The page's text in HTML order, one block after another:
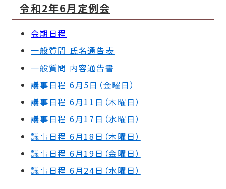
令和2年6月定例会
会期日程
一般質問 氏名通告表
一般質問 内容通告書
議事日程 6月5日（金曜日）
議事日程 6月11日（木曜日）
議事日程 6月17日（水曜日）
議事日程 6月18日（木曜日）
議事日程 6月19日（金曜日）
議事日程 6月24日（水曜日）